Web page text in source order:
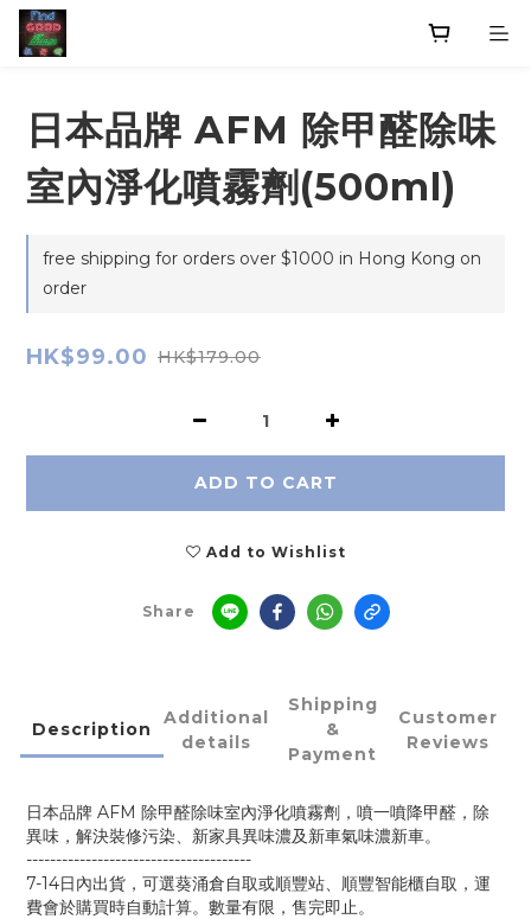
日本品牌 AFM 除甲醛除味
室內​​淨化噴霧劑(500ml)
free shipping for orders over $1000 in Hong Kong on
order
HK$99.00 HK$179.00
ADD TO CART
Add to Wishlist
Share
Description
Additional
details
Shipping
&
Payment
Customer
Reviews
日本品牌 AFM 除甲醛除味室內​​淨化噴霧劑，噴一噴降甲醛，除
異味，解決裝修污染、新家具異味濃及新車氣味濃新車。
--------------------------------------
7-14日內出貨，可選葵涌倉自取或順豐站、順豐智能櫃自取，運
費會於購買時自動計算。數量有限，售完即止。